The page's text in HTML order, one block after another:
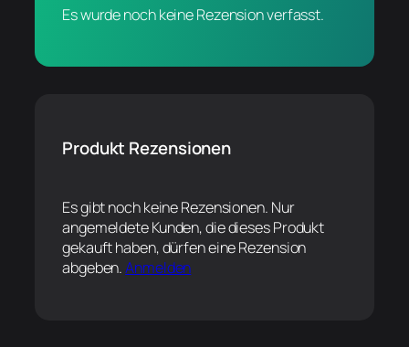
Es wurde noch keine Rezension verfasst.
Produkt Rezensionen
Es gibt noch keine Rezensionen. Nur
angemeldete Kunden, die dieses Produkt
gekauft haben, dürfen eine Rezension
abgeben.Anmelden